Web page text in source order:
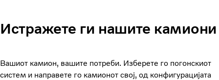
Истражете ги нашите камиони
Вашиот камион, вашите потреби. Изберете го погонскиот
систем и направете го камионот свој, од конфигурацијата